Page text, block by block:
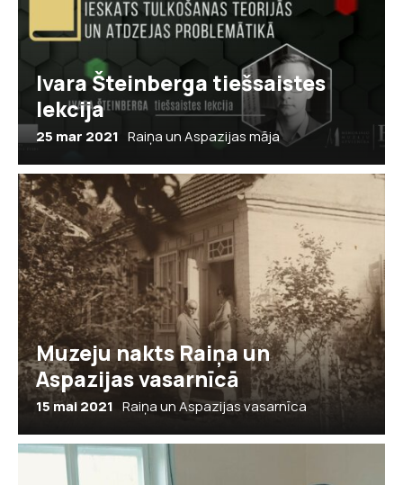
Ivara Šteinberga tiešsaistes
lekcija
25 mar 2021 Raiņa un Aspazijas māja
Muzeju nakts Raiņa un
Aspazijas vasarnīcā
15 mai 2021 Raiņa un Aspazijas vasarnīca